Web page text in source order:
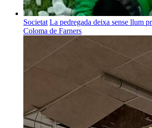
Societat La pedregada deixa sense llum
Coloma de Farners